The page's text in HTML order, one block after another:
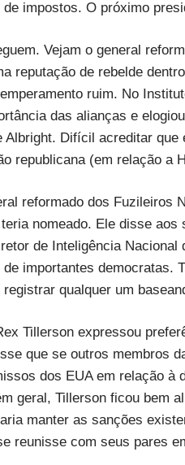
impostos. O próximo
Vejam o general
reputação de rebelde
ruim. No
das alianças e
Difícil acreditar
republicana (em relação a
reformado dos Fuzileiros
nomeado. Ele disse
de Inteligência
importantes democratas.
qualquer um
Tillerson expressou
que se outros membros
dos EUA em relação à
geral, Tillerson ficou bem
manter as sanções
reunisse com seus pares